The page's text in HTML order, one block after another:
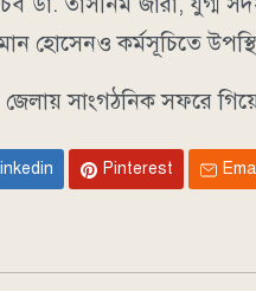
হোসেনও কর্মসূচিতে
জেলায় সাংগঠনিক সফরে
Pinterest